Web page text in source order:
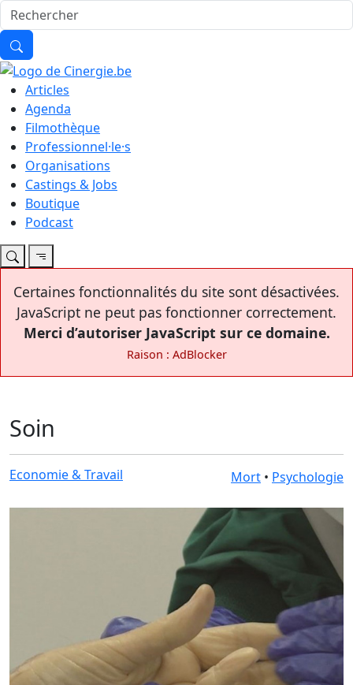
Articles
Agenda
Filmothèque
Professionnel·le·s
Organisations
Castings & Jobs
Boutique
Podcast
Certaines fonctionnalités du site sont désactivées.
JavaScript ne peut pas fonctionner correctement.
Merci d’autoriser JavaScript sur ce domaine.
Raison : AdBlocker
Soin
Economie & Travail Mort • Psychologie